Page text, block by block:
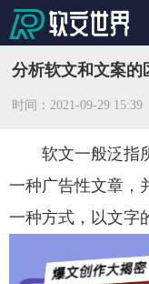
分析软文和文案的
时间：2021-09-29 15:39
软文一般泛指所
一种广告性文章，
一种方式，以文字